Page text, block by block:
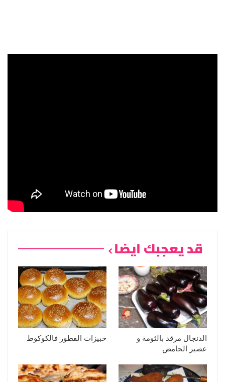
قد يعجبك ايضا
الدنجال مرقد بالثومة و
عصير الحامض
خبيزات الفطور فالكوكوط